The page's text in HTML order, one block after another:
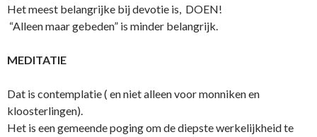
Het meest belangrijke bij devotie is, DOEN!
“Alleen maar gebeden” is minder belangrijk.
MEDITATIE
Dat is contemplatie ( en niet alleen voor monniken en
kloosterlingen).
Het is een gemeende poging om de diepste werkelijkheid te